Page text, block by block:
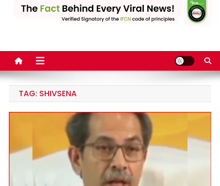
leading fact-checking
TAG: SHIVSENA